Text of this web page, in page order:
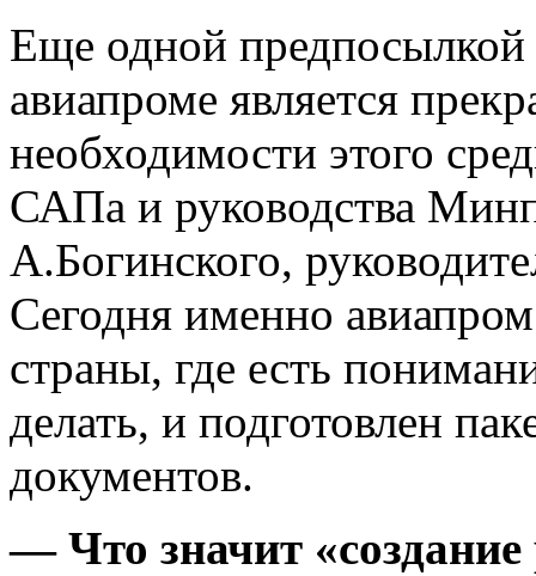
Еще одной
авиапроме является
необходимости этого
САПа и руководства
А.Богинского,
Сегодня именно
страны, где есть
делать, и подготовлен
документов.
— Что значит